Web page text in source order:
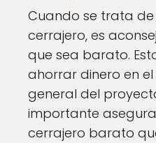
Cuando se trata
cerrajero, es
que sea barato.
ahorrar dinero en
general del
importante
cerrajero barato